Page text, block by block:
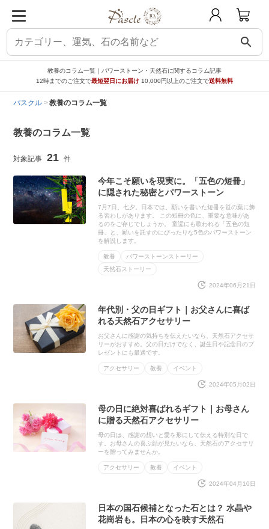
search
教養のコラム一覧｜パワーストーン・天然石に関するコラム記事
12時までのご注文で最短翌日にお届け 10,000円以上のご注文で送料無料
パスクル 教養のコラム一覧
教養のコラム一覧
21
今年こそ願いを現実に。「五色の短冊」
に隠された秘密とパワーストーン
7月7日、七夕。日本では、願いを書いた短冊を笹の葉に飾
る習わしがあります。 この短冊の色に、重要な意味があ
るのをご存じでしょうか。 童謡にも歌われる「五色の短
冊」と、願いを託すのにぴったりな5色のパワーストーン
を解説します。
教養
パワーストーンストーリー
天然石ストーリー
2024年06月21日
年代別・父の日ギフト｜お父さんに喜ば
れる天然石アクセサリー
お父さんに感謝の気持ちを伝えたいなら、天然石アクセサ
リーがおすすめ。父の日だけでなく、誕生日や記念日のプ
レゼントにも最適です。
アクセサリー 教養 イベント
2024年05月02日
母の日に絶対喜ばれるギフト｜お母さん
に贈る天然石アクセサリー
母の日は、感謝の想いと愛を形にして伝える特別な日で
す。お母さんの喜ぶ顔が見たいなら、天然石のアクセサリ
ーを贈ってみませんか。
アクセサリー 教養 イベント
2024年04月10日
日本の国石候補となった石とは？ 水晶や
花崗岩も。日本の心を映す天然石